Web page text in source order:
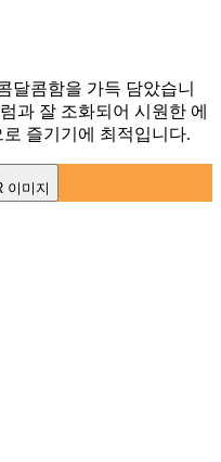
달콤함을 가득 담았습니
과 잘 조화되어 시원한 에
즐기기에 최적입니다.
이미지